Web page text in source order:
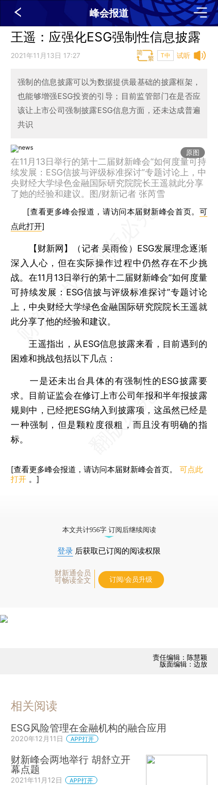
峰会报道
王遥：应强化ESG强制性信息披露
试听
2021年11月13日 17:27 T中
强制的信息披露可以为数据提供最基础的披露框架，
也能够增强ESG投资的引导；目前监管部门在是否应
该让上市公司强制披露ESG信息方面，还未达成普遍
共识
原图
在11月13日举行的第十二届财新峰会“如何度量可持
续发展：ESG信披与评级标准探讨”专题讨论上，中
央财经大学绿色金融国际研究院院长王遥就此分享
了她的经验和建议。图/财新记者 张芮雪
[查看更多峰会报道，请访问本届财新峰会首页。 可
点此打开]
【财新网】（记者 吴雨俭） ESG发展理念逐渐
深入人心，但在实际操作过程中仍然存在不少挑
战。在11月13日举行的第十二届财新峰会“如何度量
可持续发展：ESG信披与评级标准探讨”专题讨论
上，中央财经大学绿色金融国际研究院院长王遥就
此分享了他的经验和建议。
王遥指出，从ESG信息披露来看，目前遇到的
困难和挑战包括以下几点：
一是还未出台具体的有强制性的ESG披露要
求。目前证监会在修订上市公司年报和半年报披露
规则中，已经把ESG纳入到披露项，这虽然已经是
一种强制，但是颗粒度很粗，而且没有明确的指
标。
[查看更多峰会报道，请访问本届财新峰会首页。可点此
打开 。]
本文共计956字 订阅后继续阅读
登录 后获取已订阅的阅读权限
财新通会员
可畅读全文
订阅/会员升级
责任编辑：陈慧颖
版面编辑：边放
相关阅读
ESG风险管理在金融机构的融合应用
2020年12月11日 APP打开
财新峰会两地举行 胡舒立开
幕点题
2021年11月12日 APP打开